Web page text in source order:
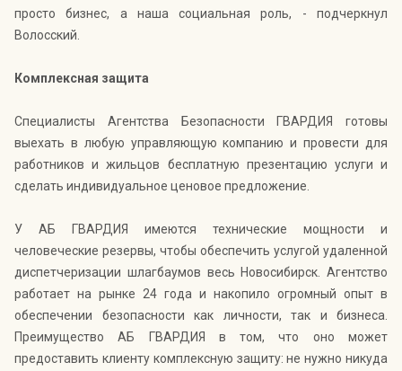
просто бизнес, а наша социальная роль, - подчеркнул
Волосский.
Комплексная защита
Специалисты Агентства Безопасности ГВАРДИЯ готовы
выехать в любую управляющую компанию и провести для
работников и жильцов бесплатную презентацию услуги и
сделать индивидуальное ценовое предложение.
У АБ ГВАРДИЯ имеются технические мощности и
человеческие резервы, чтобы обеспечить услугой удаленной
диспетчеризации шлагбаумов весь Новосибирск. Агентство
работает на рынке 24 года и накопило огромный опыт в
обеспечении безопасности как личности, так и бизнеса.
Преимущество АБ ГВАРДИЯ в том, что оно может
предоставить клиенту комплексную защиту: не нужно никуда